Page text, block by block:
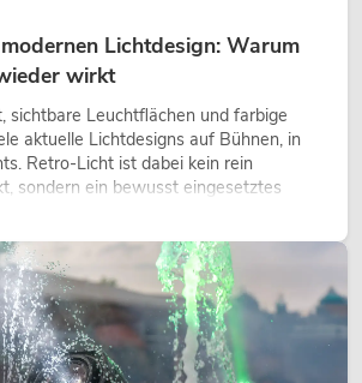
Lichtdesign: Warum
wirkt
sichtbare Leuchtflächen und farbige
aktuelle Lichtdesigns auf Bühnen, in
Retro-Licht ist dabei kein rein
sondern ein bewusst eingesetztes
schafft Atmosphäre, gibt Szenen